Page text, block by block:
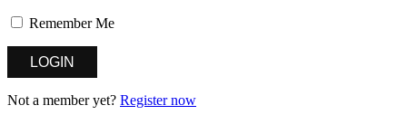
Remember Me
Not a member yet? Register now